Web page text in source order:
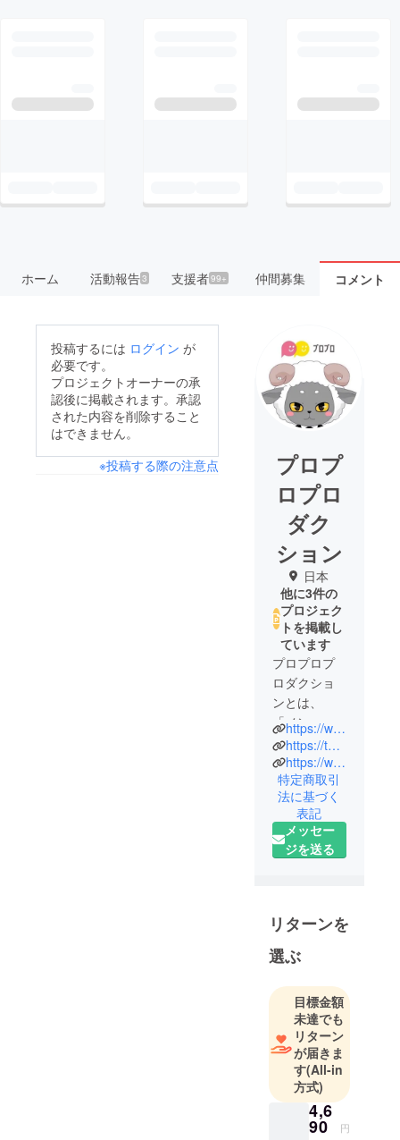
ホーム 活動報告3 支援者99+ 仲間募集 コメント
投稿するには ログイン が
必要です。
プロジェクトオーナーの承
認後に掲載されます。承認
された内容を削除すること
はできません。
※投稿する際の注意点
プロプ
ロプロ
ダク
ション
日本
他に3件の
プロジェク
トを掲載し
ています
プロプロプ
ロダクショ
ンとは、
「メンヘラ
は魅力的で
ある。」
という考え
のもと配信
者様たちの
魅力をより
世界に発信
新しく立ち
上げた
VTuberプロ
です。
プロダク
ションも
ファンの一
員として
https://www.propro-production.com/
https://twitter.com/_proproduction
https://www.youtube.com/channel/UCIMyj16adW8WSZo9nzMgfDA
特定商取引
法に基づく
表記
メッセー
ジを送る
リターンを
選ぶ
目標金額
未達でも
リターン
が届きま
す(All-in
方式)
4,6
90 円